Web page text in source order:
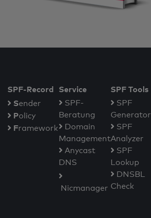
SPF-Record
Sender
Policy
Framework
Service
SPF-
Beratung
Domain
Management
Anycast
DNS
Nicmanager
SPF Tools
SPF
Generator
SPF
Analyzer
SPF
Lookup
DNSBL
Check